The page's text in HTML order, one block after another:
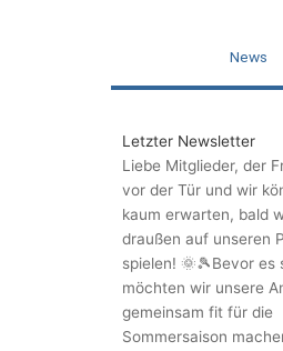
News
Letzter Newsletter
Liebe Mitglieder, der
vor der Tür und wir
kaum erwarten, bald
draußen auf unseren
spielen! 🌞🎾Bevor es
möchten wir unsere
gemeinsam fit für die
Sommersaison